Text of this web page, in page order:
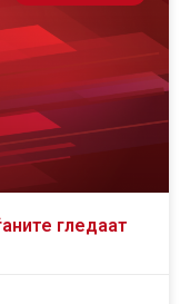
гледаат